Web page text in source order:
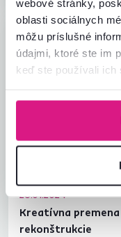
webové stránky,
oblasti sociálnych
môžu príslušné
údajmi, ktoré ste im
keď ste používali ich
26.01.2024
Kreatívna
rekonštrukcie